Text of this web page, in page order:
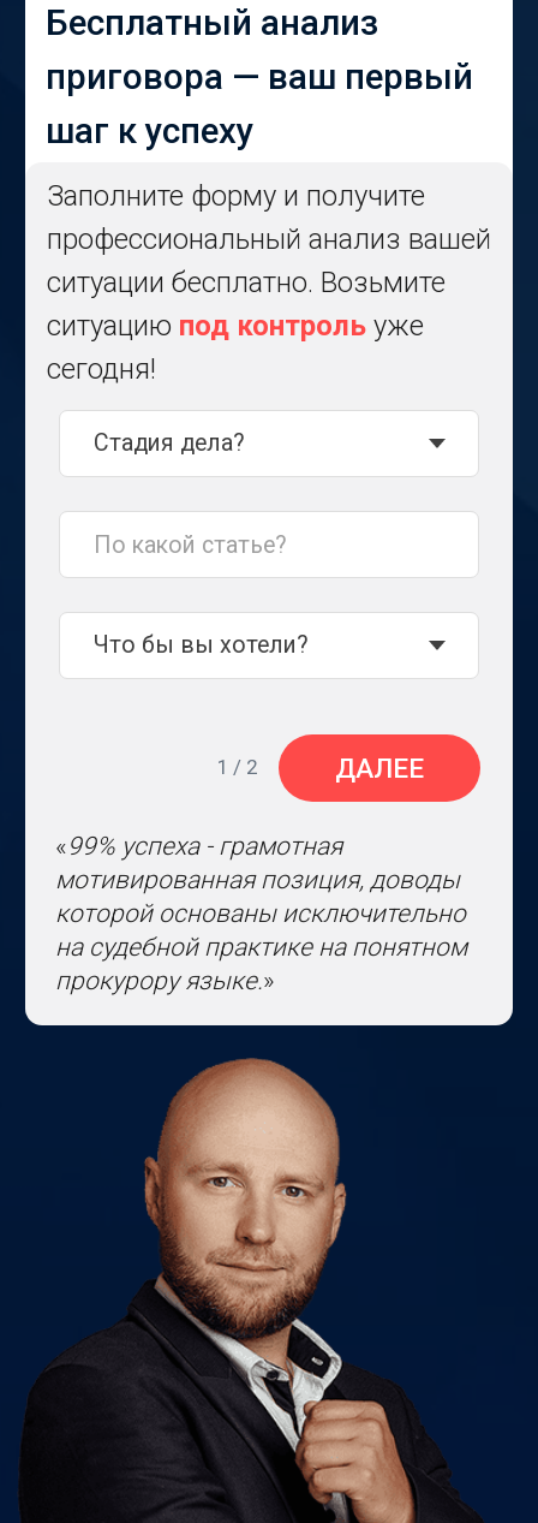
сегодня!
«99% успеха - грамотная
которой основаны исключительно
на судебной практике на понятном
Василий Войц
руководитель